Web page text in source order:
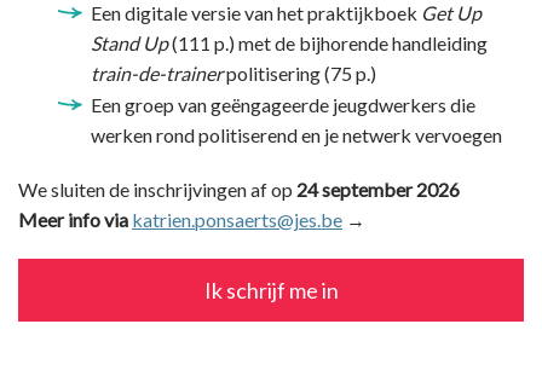
Een digitale versie van het praktijkboek Get Up
Stand Up(111 p.) met de bijhorende handleiding
train-de-trainerpolitisering (75 p.)
Een groep van geëngageerde jeugdwerkers die
werken rond politiserend en je netwerk vervoegen
We sluiten de inschrijvingen af op 24 september 2026
Meer info via katrien.ponsaerts@jes.be →
Ik schrijf me in